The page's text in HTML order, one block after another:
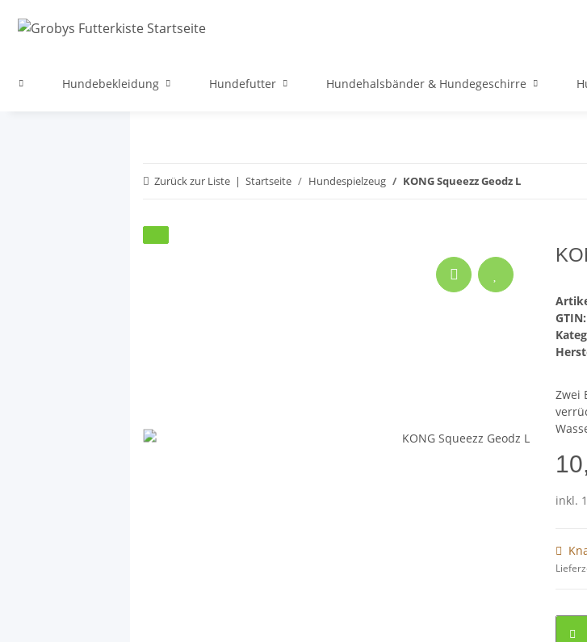
Hundebekleidung Hundefutter Hundehalsbänder & Hundegeschirre
Zurück zur Liste Startseite Hundespielzeug KONG Squeezz Geodz L
GTIN:
Zwei
inkl.